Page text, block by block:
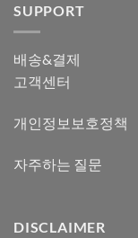
SUPPORT
배송&결제
고객센터
개인정보보호정책
자주하는 질문
DISCLAIMER